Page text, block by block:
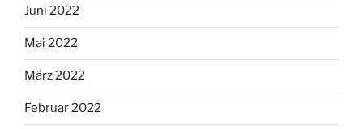
Juni 2022
Mai 2022
März 2022
Februar 2022